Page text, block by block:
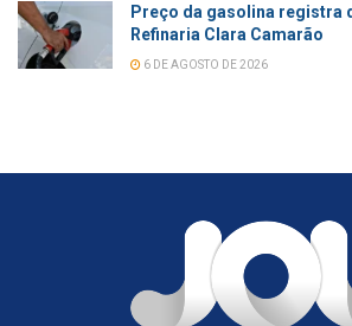
Preço da gasolina registra
Refinaria Clara Camarão
6 DE AGOSTO DE 2026